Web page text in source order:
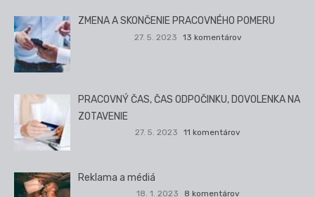
ZMENA A SKONČENIE PRACOVNÉHO POMERU
27. 5. 2023 13 komentárov
PRACOVNÝ ČAS, ČAS ODPOČINKU, DOVOLENKA NA
ZOTAVENIE
27. 5. 2023 11 komentárov
Reklama a médiá
18. 1. 2023 8 komentárov